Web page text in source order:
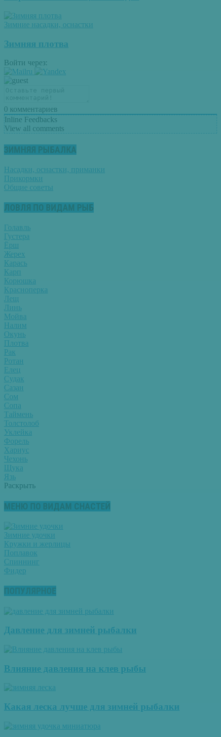
Зимние насадки, оснастки
Зимняя плотва
Войти через:
0 комментариев
Inline Feedbacks
View all comments
ЗИМНЯЯ РЫБАЛКА
Насадки, оснастки, приманки
Прикормки
Общие советы
ЛОВЛЯ ПО ВИДАМ РЫБ
Голавль
Густера
Ёрш
Жерех
Карась
Карп
Корюшка
Красноперка
Лещ
Линь
Мойва
Налим
Окунь
Плотва
Рак
Ротан
Елец
Судак
Сазан
Сом
Сопа
Таймень
Толстолоб
Уклейка
Форель
Хариус
Чехонь
Щука
Язь
Раскрыть
МЕНЮ ПО ВИДАМ СНАСТЕЙ
Зимние удочки
Кружки и жерлицы
Поплавок
Спиннинг
Фидер
ПОПУЛЯРНОЕ
Давление для зимней рыбалки
Влияние давления на клев рыбы
Какая леска лучше для зимней рыбалки